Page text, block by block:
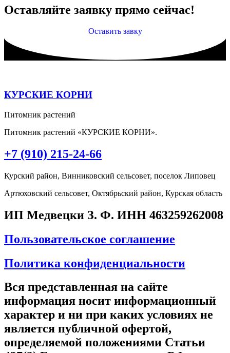
Оставляйте заявку прямо сейчас!
Оставить завку
КУРСКИЕ КОРНИ
Питомник растений
Питомник растений «КУРСКИЕ КОРНИ».
+7 (910) 215-24-66
Курский район, Винниковский сельсовет, поселок Липовец
Артюховский сельсовет, Октябрьский район, Курская область
ИП Медвецки З. Ф. ИНН 463259262008
Пользовательское соглашение
Политика конфиденциальности
Вся представленная на сайте
информация носит информационный
характер и ни при каких условиях не
является публичной офертой,
определяемой положениями Статьи